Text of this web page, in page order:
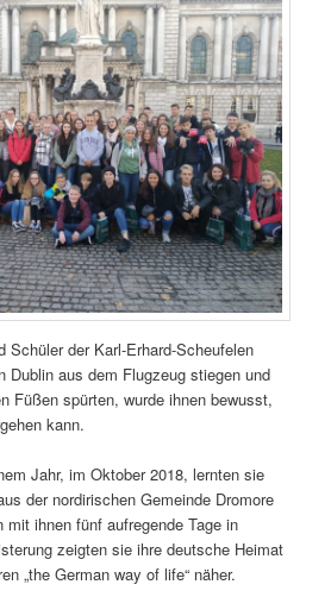
Schüler der Karl-Erhard-Scheufelen
Dublin aus dem Flugzeug stiegen und
Füßen spürten, wurde ihnen bewusst,
kann.
Jahr, im Oktober 2018, lernten sie
der nordirischen Gemeinde Dromore
mit ihnen fünf aufregende Tage in
zeigten sie ihre deutsche Heimat
„the German way of life“ näher.